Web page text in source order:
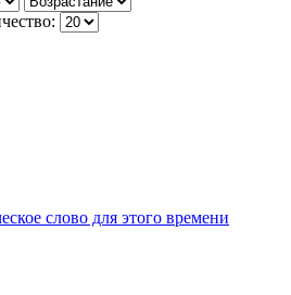
слово для этого времени